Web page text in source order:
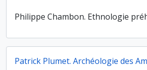
Philippe Chambon. Ethnologie
Patrick Plumet. Archéologie des